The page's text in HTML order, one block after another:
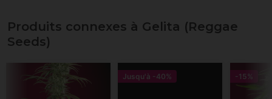
Produits connexes à Gelita (Reggae
Seeds)
Jusqu'à -40% -15%